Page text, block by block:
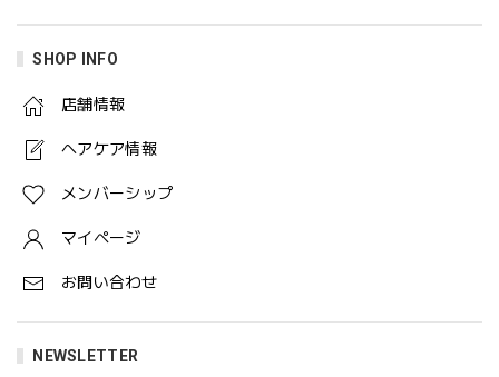
SHOP INFO
店舗情報
ヘアケア情報
メンバーシップ
マイページ
お問い合わせ
NEWSLETTER